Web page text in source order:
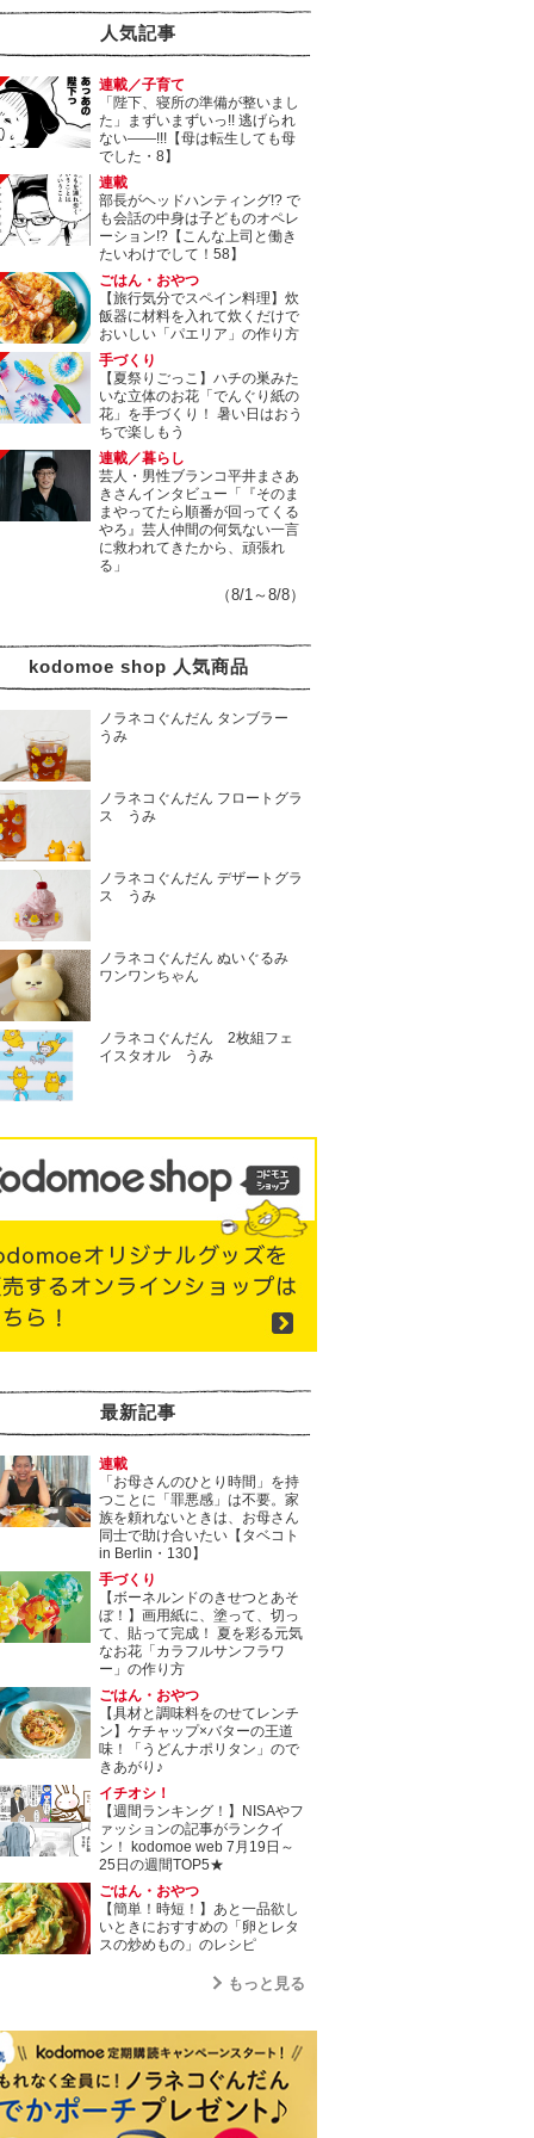
人気記事
連載／子育て
「陛下、寝所の準備が整いまし
た」まずいまずいっ!! 逃げられ
ない――!!!【母は転生しても母
でした・8】
連載
部長がヘッドハンティング!? で
も会話の中身は子どものオペレ
ーション!?【こんな上司と働き
たいわけでして！58】
ごはん・おやつ
【旅行気分でスペイン料理】炊
飯器に材料を入れて炊くだけで
おいしい「パエリア」の作り方
手づくり
【夏祭りごっこ】ハチの巣みた
いな立体のお花「でんぐり紙の
花」を手づくり！ 暑い日はおう
ちで楽しもう
連載／暮らし
芸人・男性ブランコ平井まさあ
きさんインタビュー「『そのま
まやってたら順番が回ってくる
やろ』芸人仲間の何気ない一言
に救われてきたから、頑張れ
る」
（8/1～8/8）
kodomoe shop 人気商品
ノラネコぐんだん タンブラー
うみ
ノラネコぐんだん フロートグラ
ス うみ
ノラネコぐんだん デザートグラ
ス うみ
ノラネコぐんだん ぬいぐるみ
ワンワンちゃん
ノラネコぐんだん 2枚組フェ
イスタオル うみ
最新記事
連載
「お母さんのひとり時間」を持
つことに「罪悪感」は不要。家
族を頼れないときは、お母さん
同士で助け合いたい【タベコト
in Berlin・130】
手づくり
【ボーネルンドのきせつとあそ
ぼ！】画用紙に、塗って、切っ
て、貼って完成！ 夏を彩る元気
なお花「カラフルサンフラワ
ー」の作り方
ごはん・おやつ
【具材と調味料をのせてレンチ
ン】ケチャップ×バターの王道
味！「うどんナポリタン」ので
きあがり♪
イチオシ！
【週間ランキング！】NISAやフ
ァッションの記事がランクイ
ン！ kodomoe web 7月19日～
25日の週間TOP5★
ごはん・おやつ
【簡単！時短！】あと一品欲し
いときにおすすめの「卵とレタ
スの炒めもの」のレシピ
もっと見る